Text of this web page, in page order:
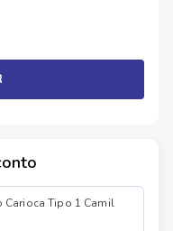
Carioca Tipo 1 Camil